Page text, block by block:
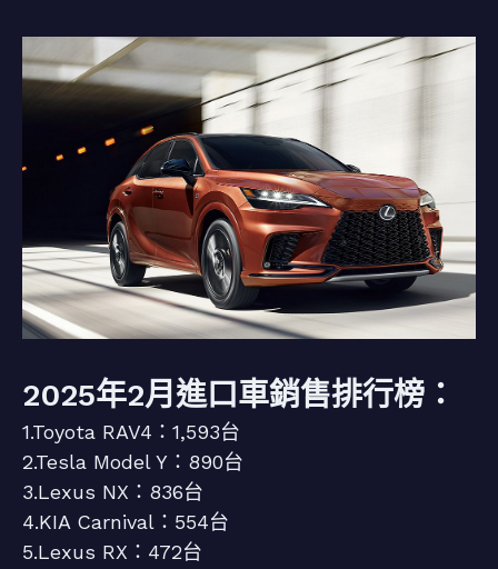
2025年2月進口車銷售排行榜：
1.Toyota RAV4：1,593台
2.Tesla Model Y：890台
3.Lexus NX：836台
4.KIA Carnival：554台
5.Lexus RX：472台